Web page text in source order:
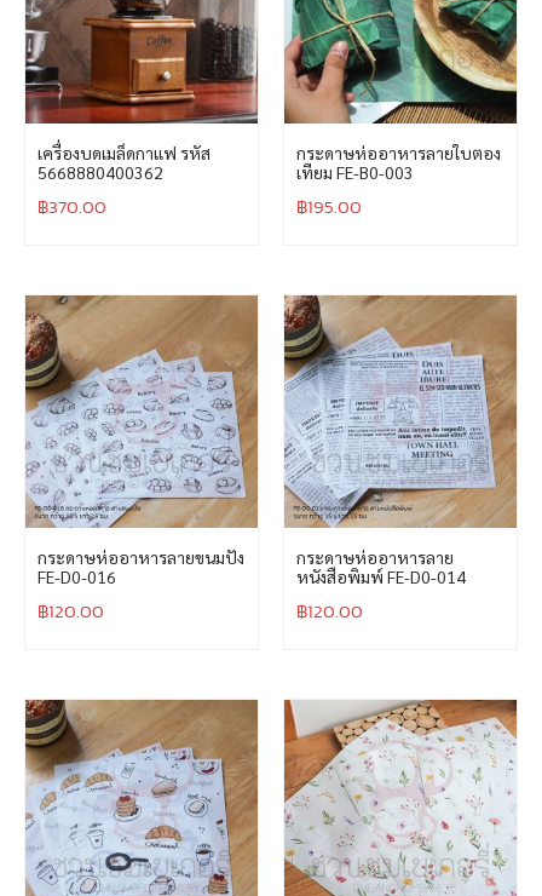
เครื่องบดเมล็ดกาแฟ รหัส
5668880400362
฿370.00
กระดาษห่ออาหารลายใบตอง
เทียม FE-B0-003
฿195.00
กระดาษห่ออาหารลายขนมปัง
FE-D0-016
฿120.00
กระดาษห่ออาหารลาย
หนังสือพิมพ์ FE-D0-014
฿120.00